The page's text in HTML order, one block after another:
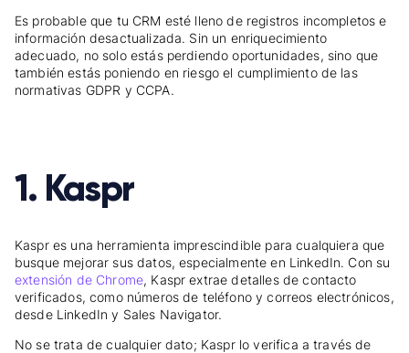
Es probable que tu CRM esté lleno de registros incompletos e
información desactualizada. Sin un enriquecimiento
adecuado, no solo estás perdiendo oportunidades, sino que
también estás poniendo en riesgo el cumplimiento de las
normativas GDPR y CCPA.
1. Kaspr
Kaspr es una herramienta imprescindible para cualquiera que
busque mejorar sus datos, especialmente en LinkedIn. Con su
extensión de Chrome, Kaspr extrae detalles de contacto
verificados, como números de teléfono y correos electrónicos,
desde LinkedIn y Sales Navigator.
No se trata de cualquier dato; Kaspr lo verifica a través de